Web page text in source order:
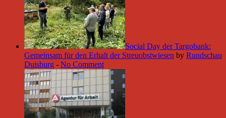
Social Day der Targobank:
Gemeinsam für den Erhalt der Streuobstwiesen by Rundschau
Duisburg - No Comment